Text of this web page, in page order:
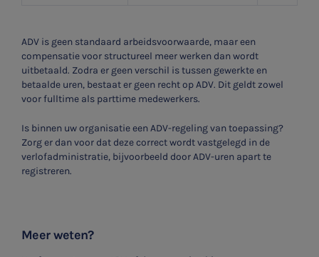
ADV is geen standaard arbeidsvoorwaarde, maar een
compensatie voor structureel meer werken dan wordt
uitbetaald. Zodra er geen verschil is tussen gewerkte en
betaalde uren, bestaat er geen recht op ADV. Dit geldt zowel
voor fulltime als parttime medewerkers.
Is binnen uw organisatie een ADV-regeling van toepassing?
Zorg er dan voor dat deze correct wordt vastgelegd in de
verlofadministratie, bijvoorbeeld door ADV-uren apart te
registreren.
Meer weten?